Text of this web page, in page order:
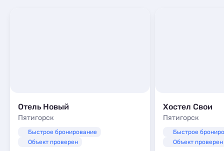
Отель Новый
Пятигорск
Быстрое бронирование
Объект проверен
Хостел Свои
Пятигорск
Быстрое
Объект проверен